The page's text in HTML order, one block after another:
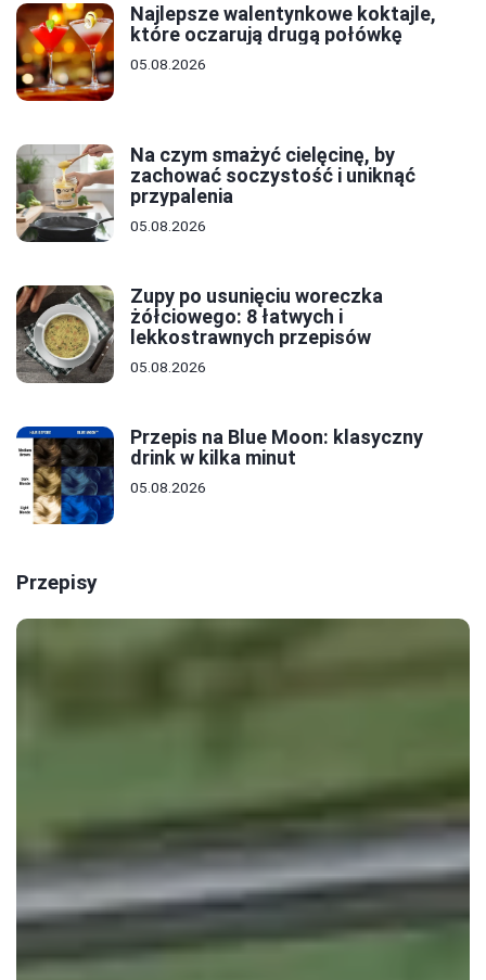
Najlepsze walentynkowe koktajle,
które oczarują drugą połówkę
05.08.2026
Na czym smażyć cielęcinę, by
zachować soczystość i uniknąć
przypalenia
05.08.2026
Zupy po usunięciu woreczka
żółciowego: 8 łatwych i
lekkostrawnych przepisów
05.08.2026
Przepis na Blue Moon: klasyczny
drink w kilka minut
05.08.2026
Przepisy